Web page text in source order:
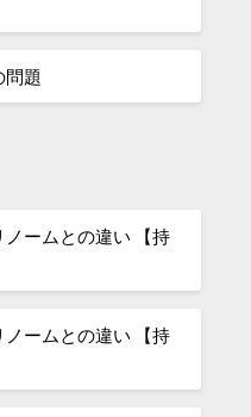
問題
ノームとの違い 【持
ノームとの違い 【持